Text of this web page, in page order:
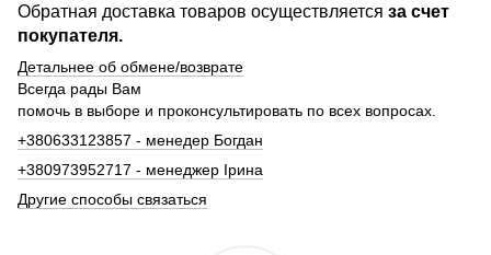
Обратная доставка товаров осуществляется за счет
покупателя.
Детальнее об обмене/возврате
Всегда рады Вам
помочь в выборе и проконсультировать по всех вопросах.
+380633123857 - менедер Богдан
+380973952717 - менеджер Ірина
Другие способы связаться